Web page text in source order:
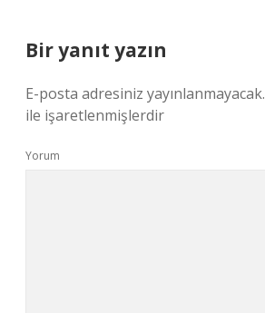
Bir yanıt yazın
E-posta adresiniz yayınlanmayacak.
ile işaretlenmişlerdir
Yorum